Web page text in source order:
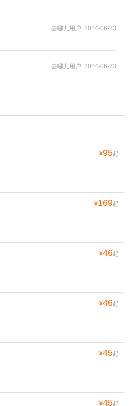
去哪儿用户 2024-06-23
去哪儿用户 2024-06-23
¥95起
¥169起
¥46起
¥46起
¥45起
¥45起